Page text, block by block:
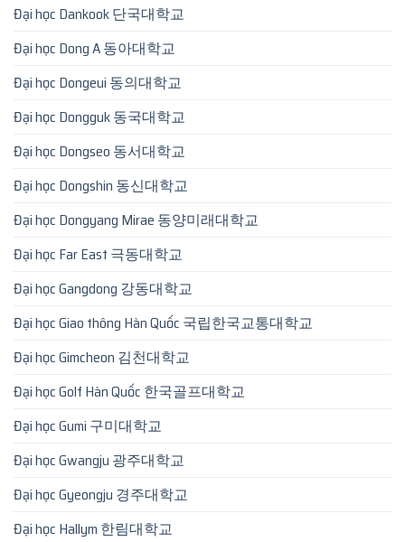
Đại học Dankook 단국대학교
Đại học Dong A 동아대학교
Đại học Dongeui 동의대학교
Đại học Dongguk 동국대학교
Đại học Dongseo 동서대학교
Đại học Dongshin 동신대학교
Đại học Dongyang Mirae 동양미래대학교
Đại học Far East 극동대학교
Đại học Gangdong 강동대학교
Đại học Giao thông Hàn Quốc 국립한국교통대학교
Đại học Gimcheon 김천대학교
Đại học Golf Hàn Quốc 한국골프대학교
Đại học Gumi 구미대학교
Đại học Gwangju 광주대학교
Đại học Gyeongju 경주대학교
Đại học Hallym 한림대학교